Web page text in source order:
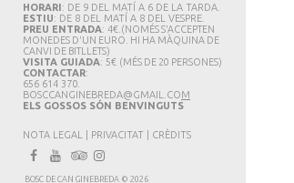
HORARI: DE 9 DEL MATÍ A 6 DE LA TARDA.
ESTIU: DE 8 DEL MATÍ A 8 DEL VESPRE.
PREU ENTRADA: 4€. (NOMÉS S'ACCEPTEN
MONEDES D'UN EURO. HI HA MÀQUINA DE
CANVI DE BITLLETS)
VISITA GUIADA: 5€ (MÉS DE 20 PERSONES)
CONTACTAR:
656 614 370.
BOSCCANGINEBREDA@GMAIL.COM
ELS GOSSOS SÓN BENVINGUTS
NOTA LEGAL PRIVACITAT CRÈDITS
BOSC DE CAN GINEBREDA © 2026